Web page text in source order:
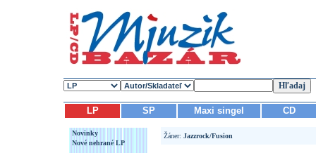
LP SP Maxi singel CD
Novinky
Nové nehrané LP
Žáner: Jazzrock/Fusion